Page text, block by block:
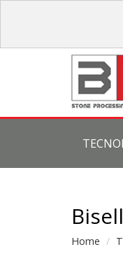
Home